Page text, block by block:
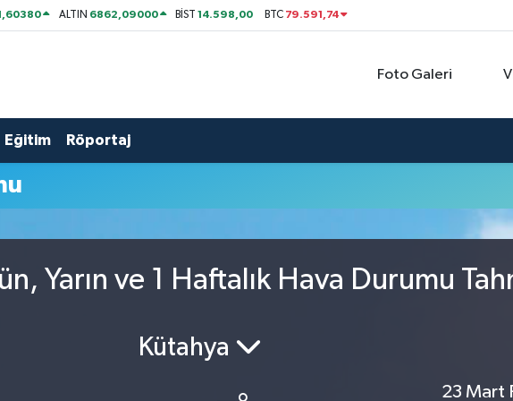
ALTIN 6862,09000 BİST14.598,00 BTC 79.591,74
Foto Galeri
Eğitim Röportaj
Yarın ve 1 Haftalık Hava Durumu
Kütahya
23 Mart